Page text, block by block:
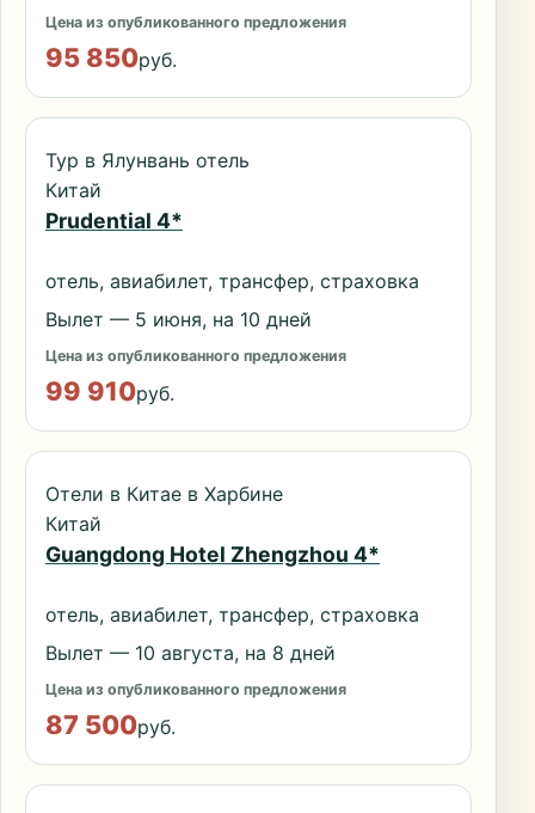
Цена из опубликованного предложения
95 850руб.
Тур в Ялунвань отель
Китай
Prudential 4*
отель, авиабилет, трансфер, страховка
Вылет — 5 июня, на 10 дней
Цена из опубликованного предложения
99 910руб.
Отели в Китае в Харбине
Китай
Guangdong Hotel Zhengzhou 4*
отель, авиабилет, трансфер, страховка
Вылет — 10 августа, на 8 дней
Цена из опубликованного предложения
87 500руб.